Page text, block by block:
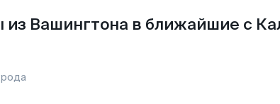
Вашингтона в ближайшие с